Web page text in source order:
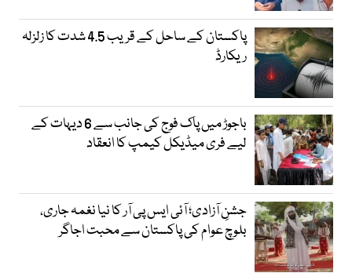
پاکستان کے ساحل کے قریب 4.5 شدت کا زلزلہ
ریکارڈ
باجوڑ میں پاک فوج کی جانب سے 6 دیہات کے
لیے فری میڈیکل کیمپ کا انعقاد
جشنِ آزادی؛ آئی ایس پی آر کا نیا نغمہ جاری،
بلوچ عوام کی پاکستان سے محبت اجاگر